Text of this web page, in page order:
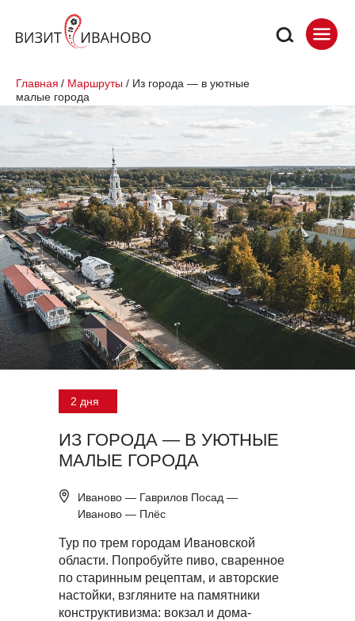
Тур по трем городам Ивановской
области. Попробуйте пиво, сваренное
по старинным рецептам, и авторские
настойки, взгляните на памятники
конструктивизма: вокзал и дома-
ИЗ ГОРОДА — В УЮТНЫЕ
МАЛЫЕ ГОРОДА
2 дня
Иваново — Гаврилов Посад —
Иваново — Плёс
Главная / Маршруты / Из города — в уютные
малые города